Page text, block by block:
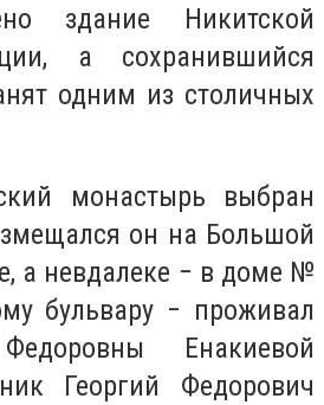
здание Никитской
а сохранившийся
одним из столичных
монастырь выбран
он на Большой
а невдалеке − в доме №
бульвару − проживал
Енакиевой
Георгий Федорович